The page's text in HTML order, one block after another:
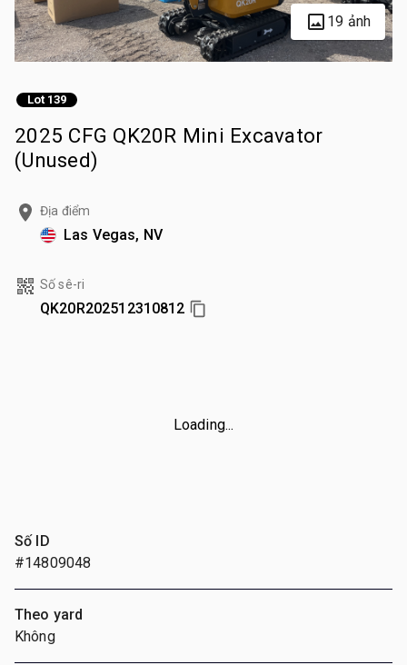
19 ảnh
Lot 139
2025 CFG QK20R Mini Excavator
(Unused)
Địa điểm
Las Vegas, NV
Số sê-ri
QK20R202512310812
Loading...
Số ID
#14809048
Theo yard
Không